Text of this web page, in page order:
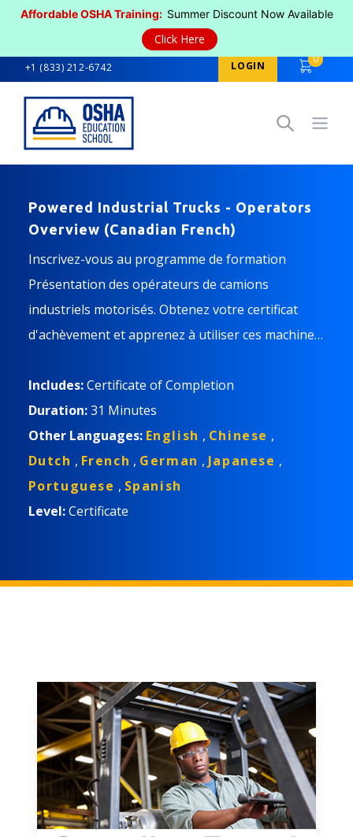
Affordable OSHA Training: Summer Discount Now Available
Click Here
+1 (833) 212-6742 LOGIN
0
Powered Industrial Trucks - Operators
Overview (Canadian French)
Inscrivez-vous au programme de formation
Présentation des opérateurs de camions
industriels motorisés. Obtenez votre certificat
d'achèvement et apprenez à utiliser ces machines
Includes:Certificate of Completion
Duration:31 Minutes
Other Languages: English , Chinese ,
Dutch , French , German , Japanese ,
Portuguese , Spanish
Level:Certificate